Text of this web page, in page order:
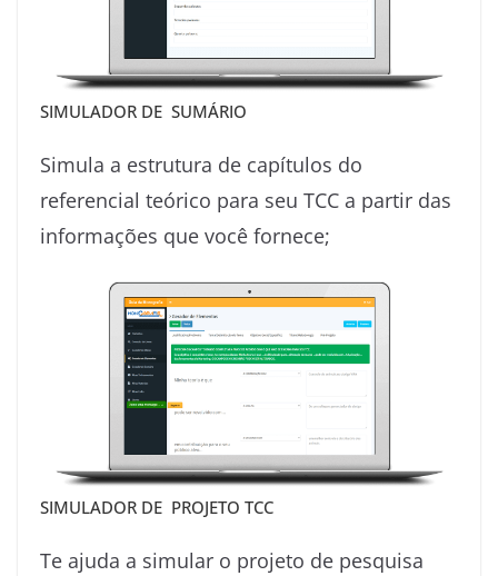
SIMULADOR DE SUMÁRIO
Simula a estrutura de capítulos do
referencial teórico para seu TCC a partir das
informações que você fornece;
SIMULADOR DE PROJETO TCC
Te ajuda a simular o projeto de pesquisa